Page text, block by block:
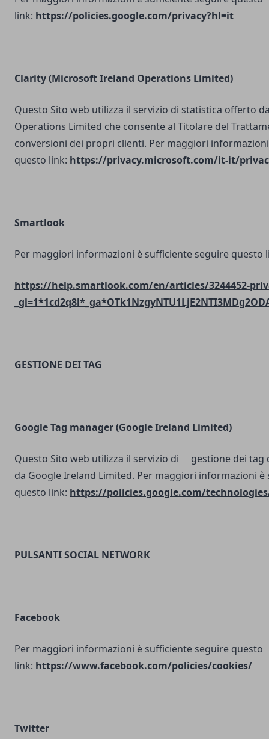
link: https://policies.google.com/privacy?hl=it
Clarity (Microsoft Ireland Operations Limited)
Questo Sito web utilizza il servizio di statistica offerto
Operations Limited che consente al Titolare del
conversioni dei propri clienti. Per maggiori
questo link: https://privacy.microsoft.com/it-it/
Smartlook
Per maggiori informazioni è sufficiente seguire questo
https://help.smartlook.com/en/articles/3244452-
GESTIONE DEI TAG
Google Tag manager (Google Ireland Limited)
Questo Sito web utilizza il servizio di gestione dei tag
da Google Ireland Limited. Per maggiori informazioni
questo link: https://policies.google.com/
PULSANTI SOCIAL NETWORK
Facebook
Per maggiori informazioni è sufficiente seguire questo
link: https://www.facebook.com/policies/cookies/
Twitter